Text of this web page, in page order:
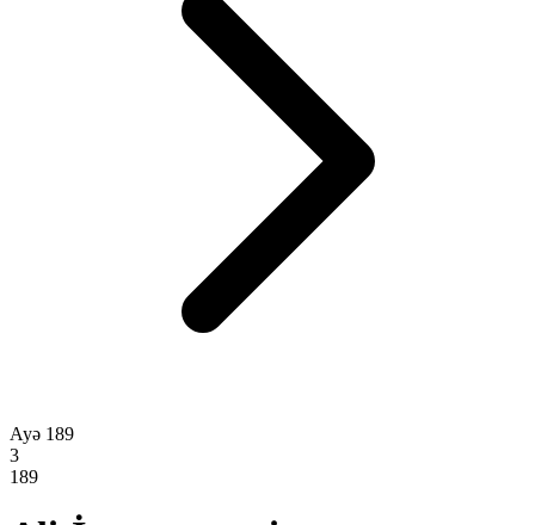
Ayə 189
3
189